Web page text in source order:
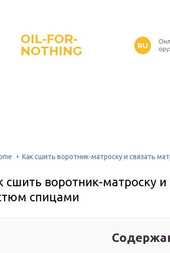
OIL-FOR-
NOTHING
RU
Как сшить воротник-матроску и связать
сшить воротник-матроску и
спицами